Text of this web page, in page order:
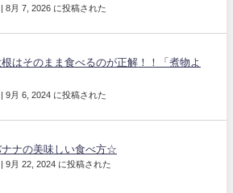
| 8月 7, 2026 に投稿された
はそのまま食べるのが正解！！「煮物よ
| 9月 6, 2024 に投稿された
ナナの美味しい食べ方☆
| 9月 22, 2024 に投稿された